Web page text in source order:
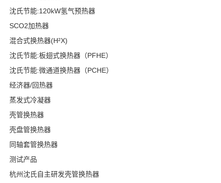
沈氏节能:120kW氢气预热器
SCO2加热器
混合式换热器(H²X)
沈氏节能:板翅式换热器（PFHE）
沈氏节能:微通道换热器（PCHE）
经济器/回热器
蒸发式冷凝器
壳管换热器
壳盘管换热器
同轴套管换热器
测试产品
杭州沈氏自主研发壳管换热器